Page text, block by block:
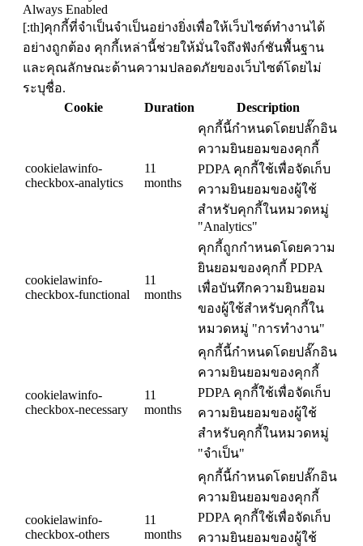
Always Enabled
[:th]คุกกี้ที่จำเป็นจำเป็นอย่างยิ่งเพื่อให้เว็บไซต์ทำงานได้
อย่างถูกต้อง คุกกี้เหล่านี้ช่วยให้มั่นใจถึงฟังก์ชันพื้นฐาน
และคุณลักษณะด้านความปลอดภัยของเว็บไซต์โดยไม่
ระบุชื่อ.
Cookie
Duration Description
cookielawinfo-
checkbox-analytics
11
months
คุกกี้นี้กำหนดโดยปลั๊กอิน
ความยินยอมของคุกกี้
PDPA คุกกี้ใช้เพื่อจัดเก็บ
ความยินยอมของผู้ใช้
สำหรับคุกกี้ในหมวดหมู่
"Analytics"
cookielawinfo-
checkbox-functional
11
months
คุกกี้ถูกกำหนดโดยความ
ยินยอมของคุกกี้ PDPA
เพื่อบันทึกความยินยอม
ของผู้ใช้สำหรับคุกกี้ใน
หมวดหมู่ "การทำงาน"
cookielawinfo-
checkbox-necessary
11
months
คุกกี้นี้กำหนดโดยปลั๊กอิน
ความยินยอมของคุกกี้
PDPA คุกกี้ใช้เพื่อจัดเก็บ
ความยินยอมของผู้ใช้
สำหรับคุกกี้ในหมวดหมู่
"จำเป็น"
cookielawinfo-
checkbox-others
11
months
คุกกี้นี้กำหนดโดยปลั๊กอิน
ความยินยอมของคุกกี้
PDPA คุกกี้ใช้เพื่อจัดเก็บ
ความยินยอมของผู้ใช้